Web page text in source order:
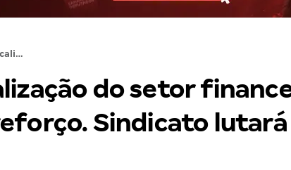
Bacen: fiscalização do setor financeiro precisa de reforço. Sindicato lutará por concurso.
do setor
Sindicato